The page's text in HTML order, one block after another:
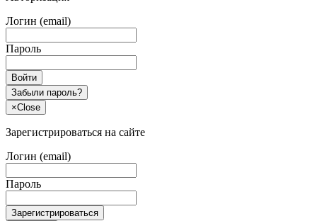
Логин (email)
Пароль
Войти
Забыли пароль?
×Close
Зарегистрироваться на сайте
Логин (email)
Пароль
Зарегистрироваться